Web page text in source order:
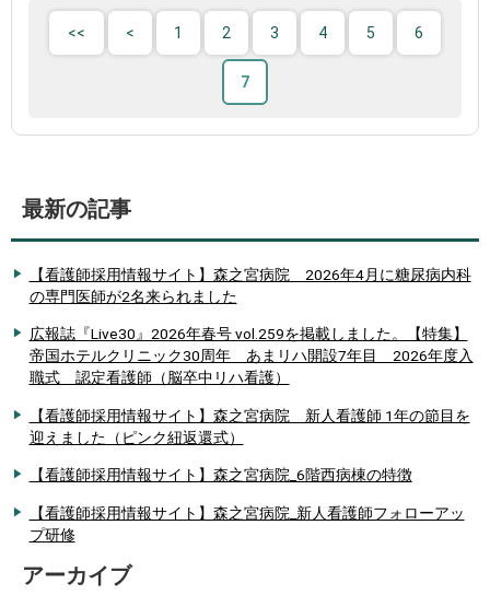
1 2 3 4 5 6
7
最新の記事
【看護師採用情報サイト】森之宮病院 2026年4月に糖尿病内科
の専門医師が2名来られました
広報誌『Live30』2026年春号 vol.259を掲載しました。【特集】
帝国ホテルクリニック30周年 あまリハ開設7年目 2026年度入
職式 認定看護師（脳卒中リハ看護）
【看護師採用情報サイト】森之宮病院 新人看護師 1年の節目を
迎えました（ピンク紐返還式）
【看護師採用情報サイト】森之宮病院_6階西病棟の特徴
【看護師採用情報サイト】森之宮病院_新人看護師フォローアッ
プ研修
アーカイブ